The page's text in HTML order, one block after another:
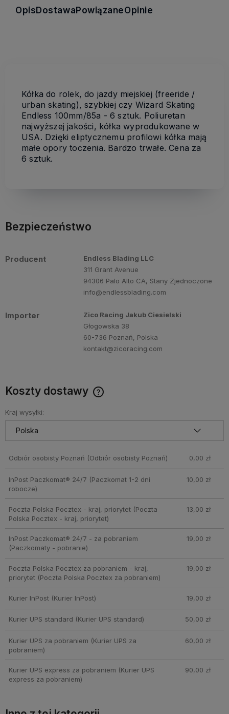
OpisDostawaPowiązaneOpinie
Kółka do rolek, do jazdy miejskiej (freeride /
urban skating), szybkiej czy Wizard Skating
Endless 100mm/85a - 6 sztuk. Poliuretan
najwyższej jakości, kółka wyprodukowane w
USA. Dzięki eliptycznemu profilowi kółka mają
małe opory toczenia. Bardzo trwałe. Cena za
6 sztuk.
Bezpieczeństwo
Producent
Endless Blading LLC
311 Grant Avenue
94306 Palo Alto CA, Stany Zjednoczone
info@endlessblading.com
Importer
Zico Racing Jakub Ciesielski
Głogowska 38
60-736 Poznań, Polska
kontakt@zicoracing.com
Koszty dostawy
Kraj wysyłki:
Odbiór osobisty Poznań (Odbiór osobisty Poznań) 0,00 zł
InPost Paczkomat® 24/7 (Paczkomat 1-2 dni
robocze)
10,00 zł
Poczta Polska Pocztex - kraj, priorytet(Poczta
Polska Pocztex - kraj, priorytet)
13,00 zł
InPost Paczkomat® 24/7 - za pobraniem
(Paczkomaty - pobranie)
19,00 zł
Poczta Polska Pocztex za pobraniem - kraj,
priorytet(Poczta Polska Pocztex za pobraniem)
19,00 zł
Kurier InPost(Kurier InPost) 19,00 zł
Kurier UPS standard (Kurier UPS standard) 50,00 zł
Kurier UPS za pobraniem (Kurier UPS za
pobraniem)
60,00 zł
Kurier UPS express za pobraniem (Kurier UPS
express za pobraniem)
90,00 zł